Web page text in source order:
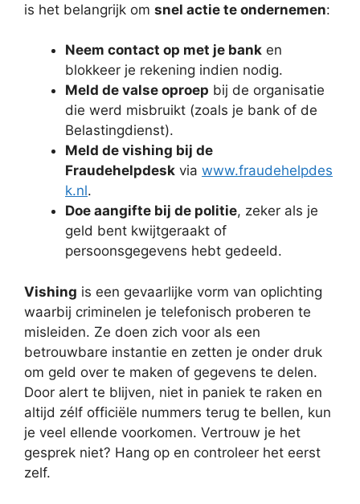
is het belangrijk om snel actie te ondernemen:
Neem contact op met je bank en
blokkeer je rekening indien nodig.
Meld de valse oproep bij de organisatie
die werd misbruikt (zoals je bank of de
Belastingdienst).
Meld de vishing bij de
Fraudehelpdesk via www.fraudehelpdes
k.nl.
Doe aangifte bij de politie, zeker als je
geld bent kwijtgeraakt of
persoonsgegevens hebt gedeeld.
Vishing is een gevaarlijke vorm van oplichting
waarbij criminelen je telefonisch proberen te
misleiden. Ze doen zich voor als een
betrouwbare instantie en zetten je onder druk
om geld over te maken of gegevens te delen.
Door alert te blijven, niet in paniek te raken en
altijd zélf officiële nummers terug te bellen, kun
je veel ellende voorkomen. Vertrouw je het
gesprek niet? Hang op en controleer het eerst
zelf.